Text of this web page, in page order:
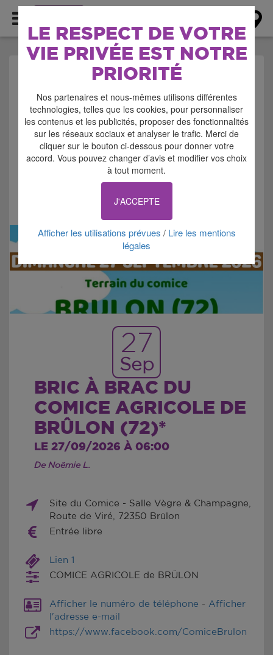
LE RESPECT DE VOTRE
VIE PRIVÉE EST NOTRE
PRIORITÉ
Nos partenaires et nous-mêmes utilisons différentes
technologies, telles que les cookies, pour personnaliser
les contenus et les publicités, proposer des fonctionnalités
sur les réseaux sociaux et analyser le trafic. Merci de
cliquer sur le bouton ci-dessous pour donner votre
accord. Vous pouvez changer d’avis et modifier vos choix
à tout moment.
J'ACCEPTE
Afficher les utilisations prévues / Lire les mentions
légales
AGENDA > BROCANTE
- VIDE GRENIER -
BOURSE
Signaler cette annonce
27
Sep
BRIC À BRAC DU
COMICE AGRICOLE DE
BRÛLON (72)*
LE 27/09/2026 À 06:00
De Noëmie L.
Site du Comice - Salle Vègre & Champagne,
Route de Viré, 72350 Brûlon
Entrée libre
Lien 1
COMICE AGRICOLE de BRÛLON
Afficher le numéro de téléphone - Afficher
l'adresse e-mail
https://www.facebook.com/ComiceBrulon